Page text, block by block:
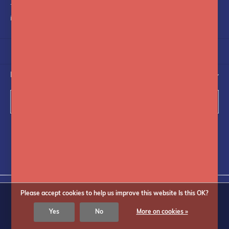
+31(0)75-6841742
info@fotoflits.com
NEWSLETTER
© Copyright Fotoflits
Please accept cookies to help us improve this website Is this OK?
Yes No More on cookies »